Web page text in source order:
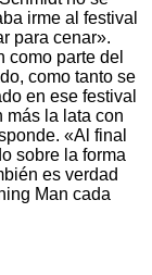
irme al festival
para cenar».
como parte del
como tanto se
en ese festival
más la lata con
«Al final
sobre la forma
es verdad
Man cada